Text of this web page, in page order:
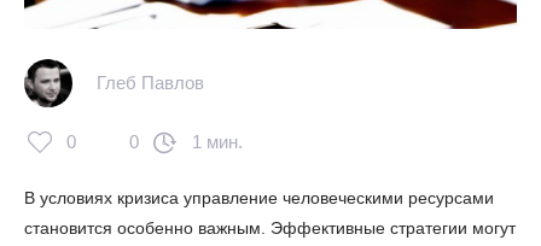
Глеб Павлов
0 0 1 мин.
В условиях кризиса управление человеческими ресурсами
становится особенно важным. Эффективные стратегии могут